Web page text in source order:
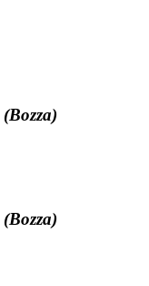
(Bozza)
(Bozza)